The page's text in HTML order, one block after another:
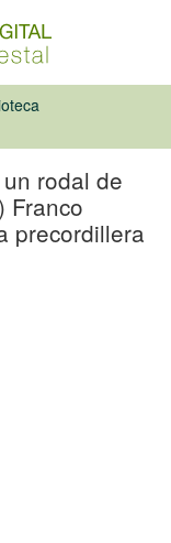
rodal de
Franco
precordillera